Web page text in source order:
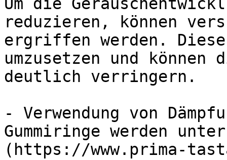
reduzieren, können
ergriffen werden.
umzusetzen und
deutlich verringern.
- Verwendung von
Gummiringe werden
(https://www.prima-